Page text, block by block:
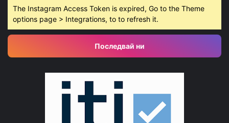
The Instagram Access Token is expired, Go to the Theme
options page > Integrations, to to refresh it.
Последвай ни